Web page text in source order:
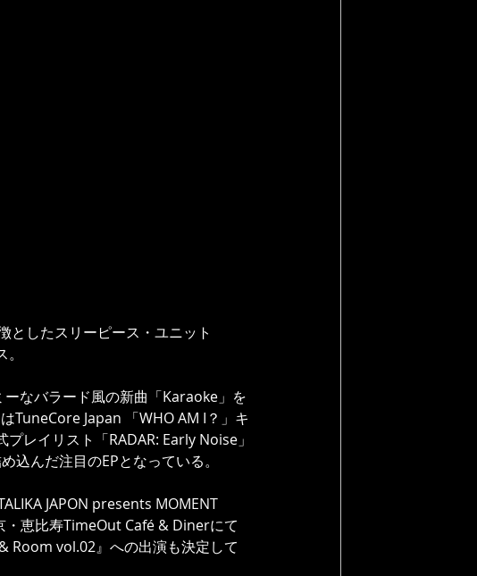
としたスリーピース・ユニット
なバラード風の新曲「Karaoke」を
TuneCore Japan 「WHO AM I？」キ
レイリスト「RADAR: Early Noise」
んだ注目のEPとなっている。
JAPON presents MOMENT
・恵比寿TimeOut Café & Dinerにて
Room vol.02』への出演も決定して